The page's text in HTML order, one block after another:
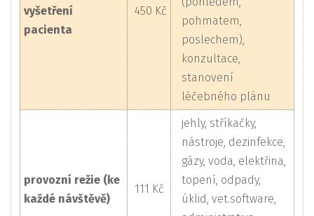
vyšetření
pacienta
450 Kč
pohmatem,
poslechem),
konzultace,
stanovení
léčebného plánu
provozní režie (ke
každé návštěvě)
111 Kč
jehly, stříkačky,
nástroje, dezinfekce,
gázy, voda, elektřina,
topení, odpady,
úklid, vet.software,